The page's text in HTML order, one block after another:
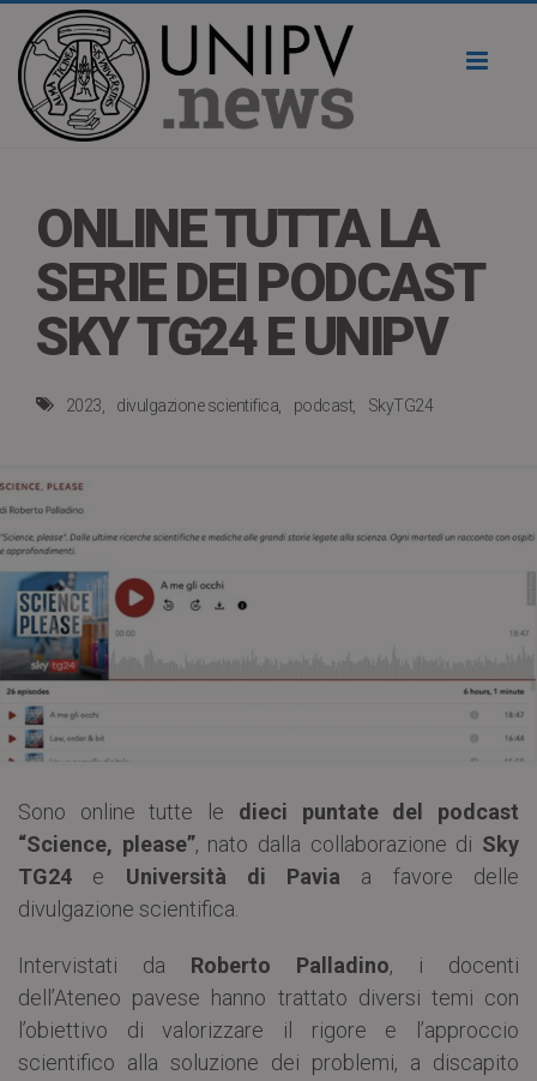
ONLINE TUTTA LA
SERIE DEI PODCAST
SKY TG24 E UNIPV
2023 divulgazione scientifica podcast SkyTG24
Sono online tutte le dieci puntate del podcast
“Science, please”, nato dalla collaborazione di Sky
TG24 e Università di Pavia a favore delle
divulgazione scientifica.
Intervistati da Roberto Palladino, i docenti
dell’Ateneo pavese hanno trattato diversi temi con
l’obiettivo di valorizzare il rigore e l’approccio
scientifico alla soluzione dei problemi, a discapito